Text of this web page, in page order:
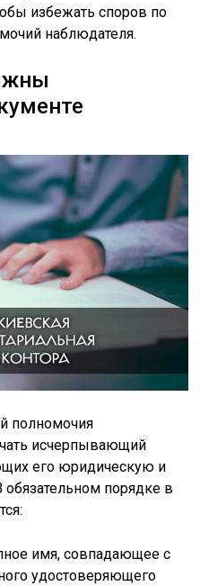
избежать споров по
наблюдателя.
полномочия
исчерпывающий
его юридическую и
обязательном порядке в
имя, совпадающее с
удостоверяющего